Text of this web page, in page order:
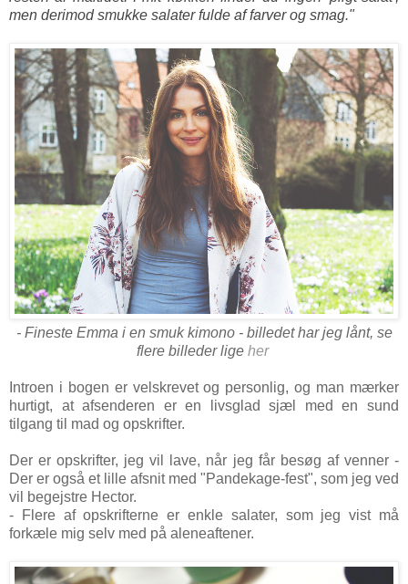
men derimod smukke salater fulde af farver og smag."
- Fineste Emma i en smuk kimono - billedet har jeg lånt, se
flere billeder lige her
Introen i bogen er velskrevet og personlig, og man mærker
hurtigt, at afsenderen er en livsglad sjæl med en sund
tilgang til mad og opskrifter.
Der er opskrifter, jeg vil lave, når jeg får besøg af venner -
Der er også et lille afsnit med "Pandekage-fest", som jeg ved
vil begejstre Hector.
- Flere af opskrifterne er enkle salater, som jeg vist må
forkæle mig selv med på aleneaftener.